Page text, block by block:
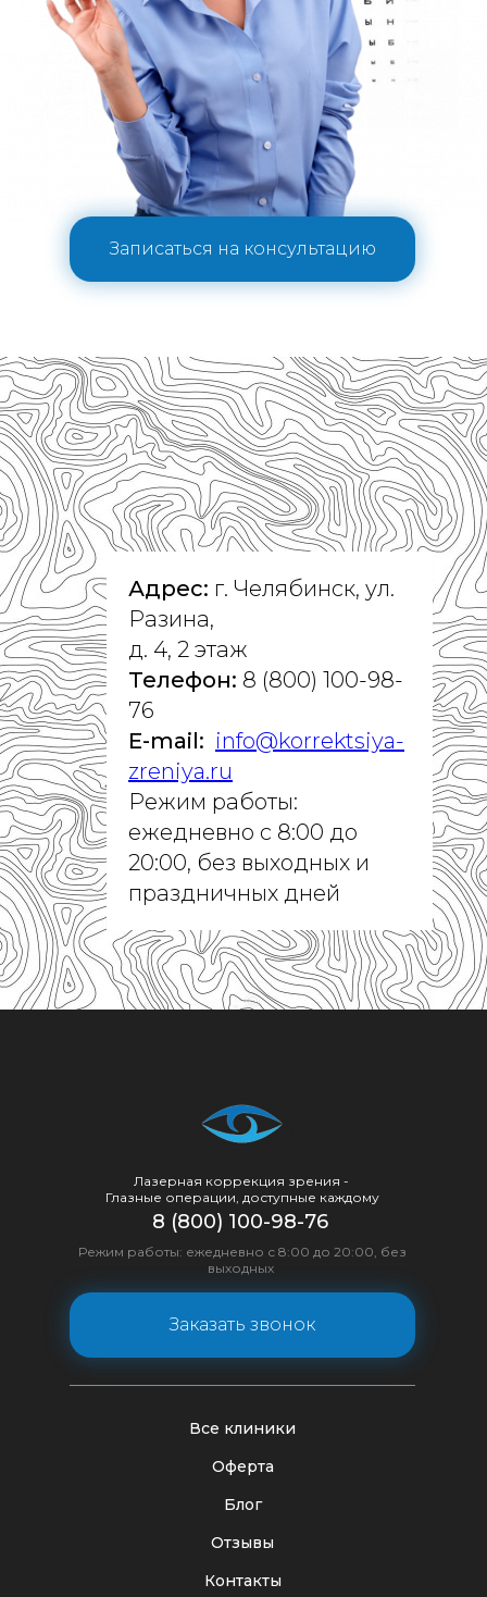
Записаться на консультацию
Адрес: г. Челябинск, ул.
Разина,
д. 4, 2 этаж
Телефон: 8 (800) 100-98-
76
E-mail: info@korrektsiya-
zreniya.ru
Режим работы:
ежедневно с 8:00 до
20:00, без выходных и
праздничных дней
Лазерная коррекция зрения -
Глазные операции, доступные каждому
Оферта
Блог
Все клиники
Отзывы
Контакты
8 (800) 100-98-76
Режим работы: ежедневно с 8:00 до 20:00, без
выходных
Заказать звонок